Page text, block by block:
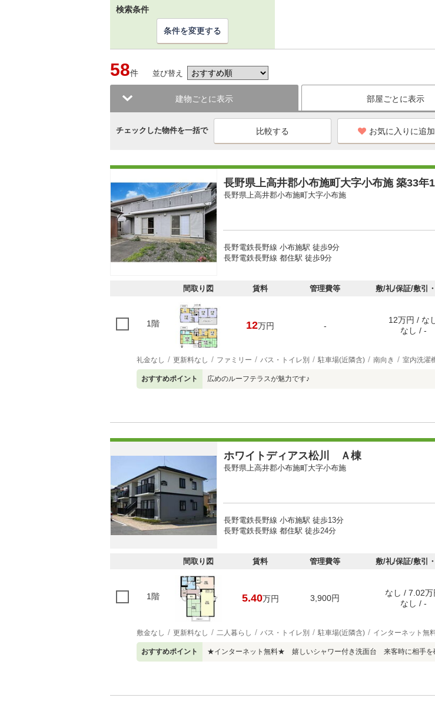
検索条件
条件を変更する
58件 並び替え
建物ごとに表示 部屋ごとに表示
チェックした物件を一括で お気に入りに追加
長野県上高井郡小布施町大字小布施 築33年
長野県上高井郡小布施町大字小布施
長野電鉄長野線 小布施駅 徒歩9分
長野電鉄長野線 都住駅 徒歩9分
間取り図 賃料 管理費等 敷/礼/保証/敷引
1階 12万円 -
12万円 / な
なし / -
礼金なし 更新料なし ファミリー バス・トイレ別 駐車場(近隣含) 南向き 室内洗濯
おすすめポイント 広めのルーフテラスが魅力です♪
ホワイトディアス松川 Ａ棟
長野県上高井郡小布施町大字小布施
長野電鉄長野線 小布施駅 徒歩13分
長野電鉄長野線 都住駅 徒歩24分
間取り図 賃料 管理費等 敷/礼/保証/敷引
1階 5.40万円 3,900円
なし / 7.02万
なし / -
敷金なし 更新料なし 二人暮らし バス・トイレ別 駐車場(近隣含) インターネット無
おすすめポイント ★インターネット無料★ 嬉しいシャワー付き洗面台 来客時に相手を